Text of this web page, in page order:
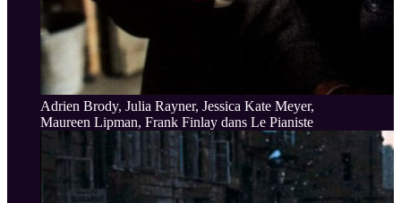
Adrien Brody, Julia Rayner, Jessica Kate Meyer,
Maureen Lipman, Frank Finlay dans Le Pianiste